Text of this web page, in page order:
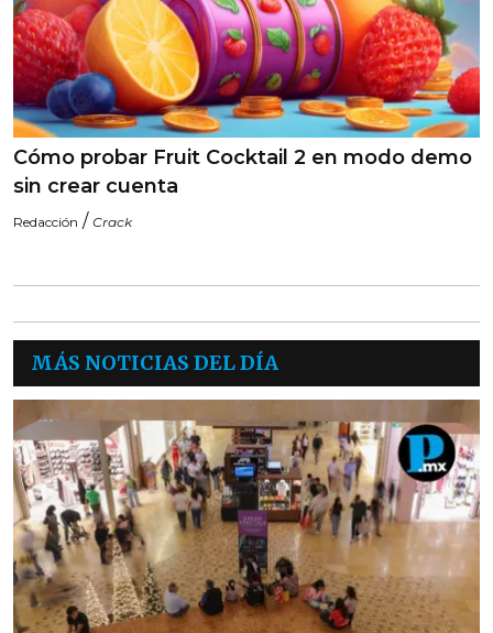
Cómo probar Fruit Cocktail 2 en modo demo
sin crear cuenta
Redacción / Crack
MÁS NOTICIAS DEL DÍA